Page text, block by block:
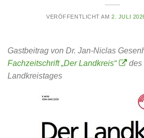
VERÖFFENTLICHT AM2. JULI
Gastbeitrag von Dr. Jan-Niclas
Fachzeitschrift „Der Landkreis“
des
Landkreistages